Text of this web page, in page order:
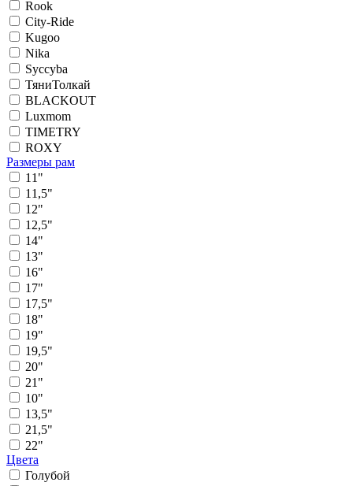
Rook
City-Ride
Kugoo
Nika
Syccyba
ТяниТолкай
BLACKOUT
Luxmom
TIMETRY
ROXY
Размеры рам
11"
11,5"
12"
12,5"
14"
13"
16"
17"
17,5"
18"
19"
19,5"
20"
21"
10"
13,5"
21,5"
22"
Цвета
Голубой